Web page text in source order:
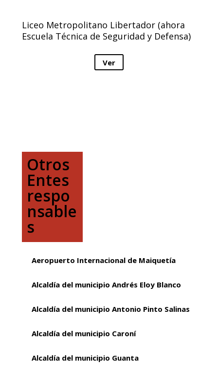
Liceo Metropolitano Libertador (ahora
Escuela Técnica de Seguridad y Defensa)
Ver
Otros
Entes
respo
nsable
s
Aeropuerto Internacional de Maiquetía
Alcaldía del municipio Andrés Eloy Blanco
Alcaldía del municipio Antonio Pinto Salinas
Alcaldía del municipio Caroní
Alcaldía del municipio Guanta